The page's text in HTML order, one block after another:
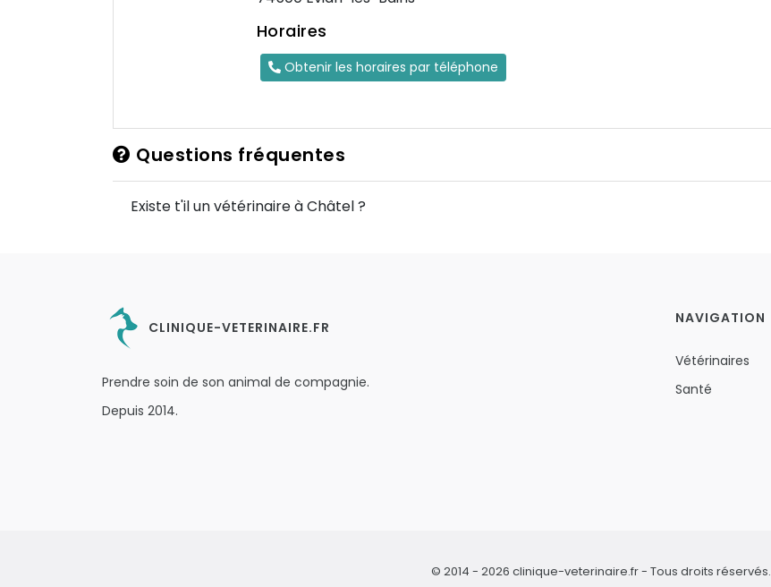
Horaires
Obtenir les horaires par téléphone
Questions fréquentes
Existe t'il un vétérinaire à Châtel ?
CLINIQUE-VETERINAIRE.FR
Prendre soin de son animal de compagnie.
Depuis 2014.
NAVIGATION
Vétérinaires
Santé
© 2014 - 2026 clinique-veterinaire.fr - Tous droits réservés.